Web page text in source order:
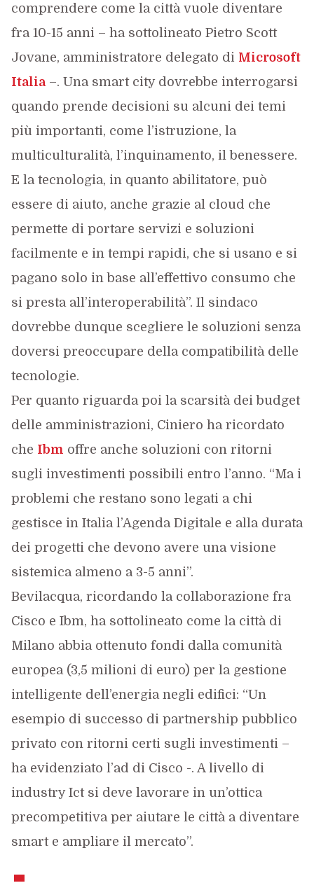
comprendere come la città vuole diventare
fra 10-15 anni – ha sottolineato Pietro Scott
Jovane, amministratore delegato di Microsoft
Italia–. Una smart city dovrebbe interrogarsi
quando prende decisioni su alcuni dei temi
più importanti, come l’istruzione, la
multiculturalità, l’inquinamento, il benessere.
E la tecnologia, in quanto abilitatore, può
essere di aiuto, anche grazie al cloud che
permette di portare servizi e soluzioni
facilmente e in tempi rapidi, che si usano e si
pagano solo in base all’effettivo consumo che
si presta all’interoperabilità”. Il sindaco
dovrebbe dunque scegliere le soluzioni senza
doversi preoccupare della compatibilità delle
tecnologie.
Per quanto riguarda poi la scarsità dei budget
delle amministrazioni, Ciniero ha ricordato
che Ibm offre anche soluzioni con ritorni
sugli investimenti possibili entro l’anno. “Ma i
problemi che restano sono legati a chi
gestisce in Italia l’Agenda Digitale e alla durata
dei progetti che devono avere una visione
sistemica almeno a 3-5 anni”.
Bevilacqua, ricordando la collaborazione fra
Cisco e Ibm, ha sottolineato come la città di
Milano abbia ottenuto fondi dalla comunità
europea (3,5 milioni di euro) per la gestione
intelligente dell’energia negli edifici: “Un
esempio di successo di partnership pubblico
privato con ritorni certi sugli investimenti –
ha evidenziato l’ad di Cisco -. A livello di
industry Ict si deve lavorare in un’ottica
precompetitiva per aiutare le città a diventare
smart e ampliare il mercato”.